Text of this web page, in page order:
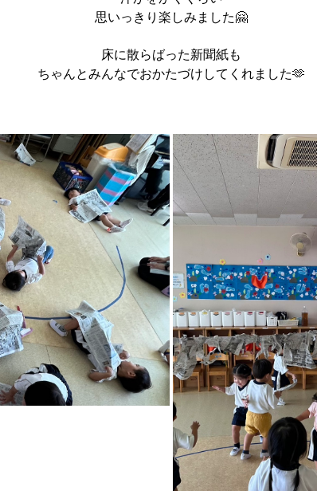
思いっきり楽しみました🤗
床に散らばった新聞紙も
ちゃんとみんなでおかたづけしてくれました🫶